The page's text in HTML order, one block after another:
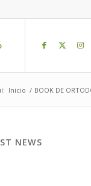
Inicio / BOOK DE
NEWS